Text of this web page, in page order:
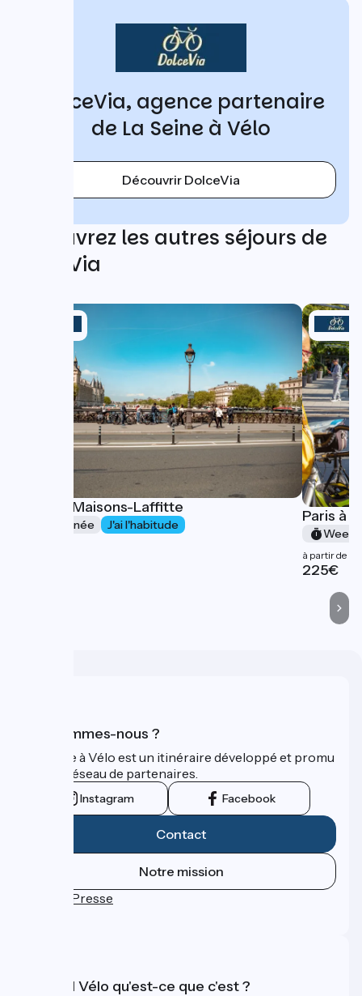
DolceVia, agence partenaire
de La Seine à Vélo
Découvrir DolceVia
Découvrez les autres séjours de
DolceVia
Paris - Maisons-Laffitte
1 journée J'ai l'habitude Paris à
à partir de
225€
Qui sommes-nous ?
La Seine à Vélo est un itinéraire développé et promu
par un réseau de partenaires.
Instagram Facebook
Contact
Notre mission
Espace Presse
Accueil Vélo qu'est-ce que c'est ?